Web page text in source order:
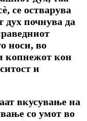
се остварува
дух почнува да
носи, во
копнежот кон
и
вкусување на
со умот во